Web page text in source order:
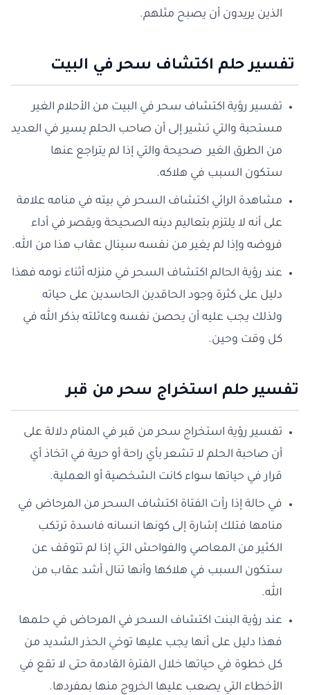
الذين يريدون أن يصبح مثلهم.
تفسير حلم اكتشاف سحر في البيت
تفسير رؤية اكتشاف سحر في البيت من الأحلام الغير
مستحبة والتي تشير إلى أن صاحب الحلم يسير في العديد
من الطرق الغير صحيحة والتي إذا لم يتراجع عنها
ستكون السبب في هلاكه.
مشاهدة الرائي اكتشاف السحر في بيته في منامه علامة
على أنه لا يلتزم بتعاليم دينه الصحيحة ويقصر في أداء
فروضه وإذا لم يغير من نفسه سينال عقاب هذا من الله.
عند رؤية الحالم اكتشاف السحر في منزله أثناء نومه فهذا
دليل على كثرة وجود الحاقدين الحاسدين على حياته
ولذلك يجب عليه أن يحصن نفسه وعائلته بذكر الله في
كل وقت وحين.
تفسير حلم استخراج سحر من قبر
تفسير رؤية استخراج سحر من قبر في المنام دلالة على
أن صاحبة الحلم لا تشعر بأي راحة أو حرية في اتخاذ أي
قرار في حياتها سواء كانت الشخصية أو العملية.
في حالة إذا رأت الفتاة اكتشاف السحر من المرحاض في
منامها فتلك إشارة إلى كونها انسانه فاسدة ترتكب
الكثير من المعاصي والفواحش التي إذا لم تتوقف عن
ستكون السبب في هلاكها وأنها تنال أشد عقاب من
الله.
عند رؤية البنت اكتشاف السحر في المرحاض في حلمها
فهذا دليل على أنها يجب عليها توخي الحذر الشديد من
كل خطوة في حياتها خلال الفترة القادمة حتى لا تقع في
الأخطاء التي يصعب عليها الخروج منها بمفردها.